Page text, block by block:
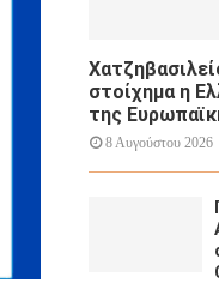
στοίχημα η
της
8 Αυγούστου 2026